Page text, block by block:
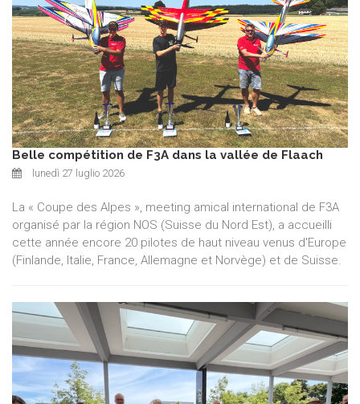
Belle compétition de F3A dans la vallée de Flaach
lunedì 27 luglio 2026
La « Coupe des Alpes », meeting amical international de F3A
organisé par la région NOS (Suisse du Nord Est), a accueilli
cette année encore 20 pilotes de haut niveau venus d'Europe
(Finlande, Italie, France, Allemagne et Norvège) et de Suisse.